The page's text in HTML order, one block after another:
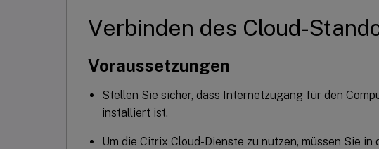
Verbinden des Cloud-
Voraussetzungen
Stellen Sie sicher, dass Internetzugang für den
installiert ist.
Um die Citrix Cloud-Dienste zu nutzen, müssen Sie